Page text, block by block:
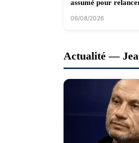
assumé pour
06/08/2026
Actualité —